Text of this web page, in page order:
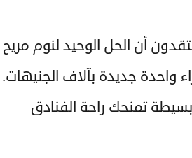
أن الحل الوحيد لنوم مريح
واحدة جديدة بآلاف الجنيهات.
تمنحك راحة الفنادق